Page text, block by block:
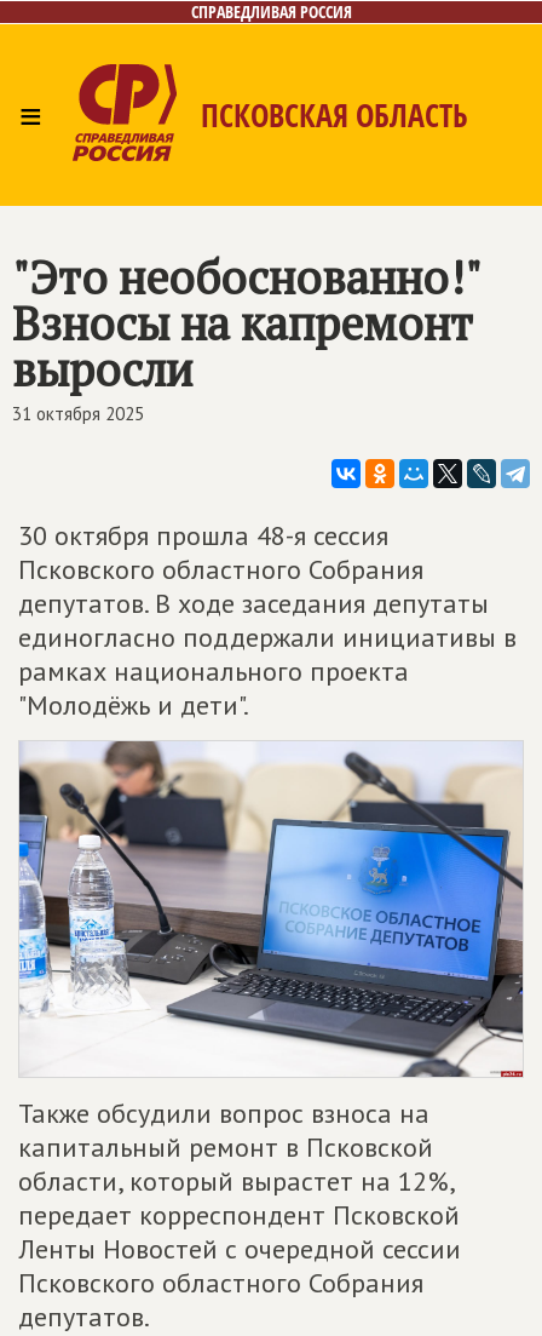
СПРАВЕДЛИВАЯ РОССИЯ
≡ ПСКОВСКАЯ ОБЛАСТЬ
"Это необоснованно!"
Взносы на капремонт
выросли
31 октября 2025
30 октября прошла 48-я сессия
Псковского областного Собрания
депутатов. В ходе заседания депутаты
единогласно поддержали инициативы в
рамках национального проекта
"Молодёжь и дети".
Также обсудили вопрос взноса на
капитальный ремонт в Псковской
области, который вырастет на 12%,
передает корреспондент Псковской
Ленты Новостей с очередной сессии
Псковского областного Собрания
депутатов.